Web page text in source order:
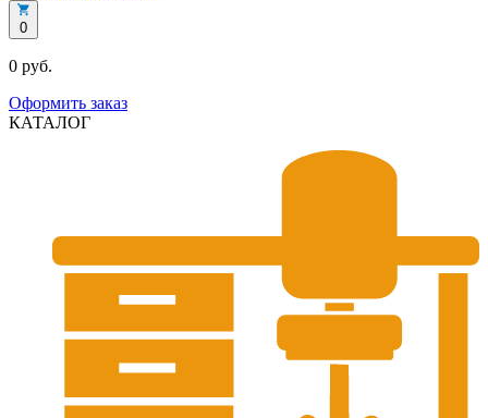
0
0 руб.
Оформить заказ
КАТАЛОГ